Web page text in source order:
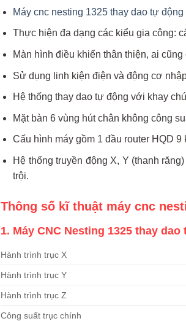
Máy cnc nesting 1325 thay dao tự động
Thực hiện đa dạng các kiểu gia công:
Màn hình điều khiển thân thiện, ai
Sử dụng linh kiện điện và động cơ
Hệ thống thay dao tự động với khay
Mặt bàn 6 vùng hút chân không công
Cấu hình máy gồm 1 đầu router HQD
Hệ thống truyền động X, Y (thanh
trội.
Thông số kĩ thuật máy cnc
1. Máy CNC Nesting 1325 thay dao
Hành trình trục X
Hành trình trục Y
Hành trình trục Z
Công suất trục chính